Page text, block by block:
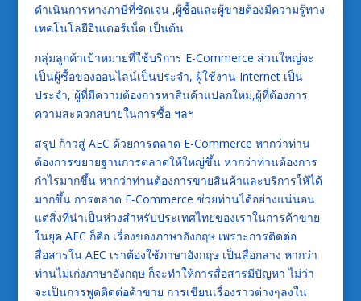
ดำเนินการทางภาษีที่ชัดเจน ,ผู้ซื้อและผู้ขายต้องมีความรู้ทาง
เทคโนโลยีอินเตอร์เน็ต เป็นต้น
กลุ่มลูกค้าเป้าหมายที่ใช้บริการ E-Commerce ส่วนใหญ่จะ
เป็นผู้ซื้อของออนไลน์เป็นประจำ, ผู้ใช้งาน Internet เป็น
ประจำ, ผู้ที่มีความต้องการหาสินค้าแปลกใหม่,ผู้ที่ต้องการ
ความสะดวกสบายในการซื้อ ฯลฯ
สรุป ก้าวสู่ AEC ด้วยการตลาด E-Commerce หากว่าท่าน
ต้องการขยายฐานการตลาดให้ใหญ่ขึ้น หากว่าท่านต้องการ
กำไรมากขึ้น หากว่าท่านต้องการขายสินค้าและบริการให้ได้
มากขึ้น การตลาด E-Commerce ช่วยท่านได้อย่างแน่นอน
แต่สิ่งที่น่าเป็นห่วงสำหรับประเทศไทยของเราในการค้าขาย
ในยุค AEC ก็คือ เรื่องของภาษาอังกฤษ เพราะการติดต่อ
สื่อสารใน AEC เราต้องใช้ภาษาอังกฤษ เป็นสื่อกลาง หากว่า
ท่านไม่เก่งภาษาอังกฤษ ก็จะทำให้การสื่อสารมีปัญหา ไม่ว่า
จะเป็นการพูดติดต่อค้าขาย การเขียนเรื่องราวต่างๆลงใน